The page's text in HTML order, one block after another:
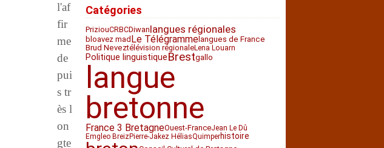
l'af
fir
me
de
pui
s tr
ès l
on
gte
Catégories
PriziouCRBCDiwanlangues régionales
bloavez madLe Télégramme langues de France
Brud Neveztélévision régionaleLena Louarn
Politique linguistiqueBrestgallo
langue
bretonne
France 3 BretagneOuest-FranceJean Le Dû
Emgleo BreizPierre-Jakez HéliasQuimperhistoire